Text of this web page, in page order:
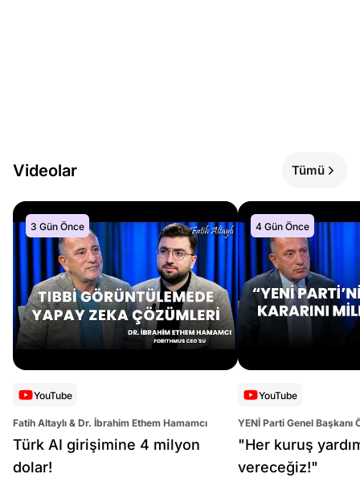
Videolar Tümü
3 Gün Önce
YouTube
Fatih Altaylı & Dr. İbrahim Ethem Hamamcı
Türk AI girişimine 4 milyon
dolar!
4 Gün Önce
YouTube
YENİ Parti Genel Başkanı
Altaylı
"Her kuruş
vereceğiz!"